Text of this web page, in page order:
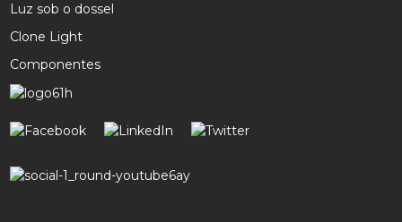
Luz sob o dossel
Clone Light
Componentes